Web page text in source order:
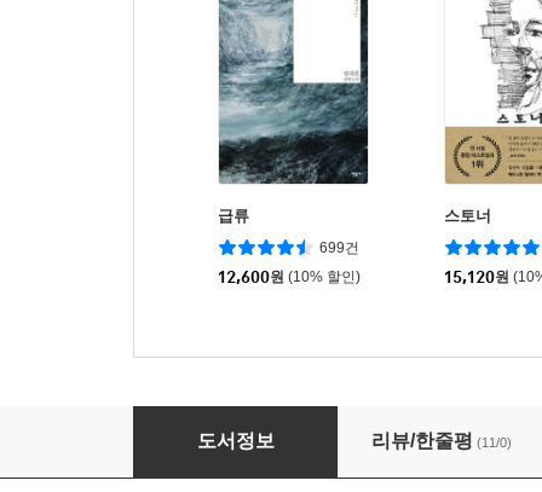
급류
699건
12,600원 (10% 할인)
스토너
15,120원
그레이트 서클 1
도서정보 리뷰/한줄평 (11/0)